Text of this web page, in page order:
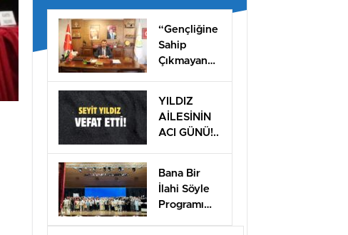
“Gençliğine
Sahip
Çıkmayan
İnşa
Edemez”
YILDIZ
AİLESİNİN
ACI GÜNÜ!..
Bana Bir
İlahi Söyle
Programı